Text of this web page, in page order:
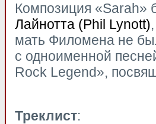
Композиция «Sarah»
Лайнотта (Phil Lynott)
мать Филомена не
с одноименной
Rock Legend»,
Треклист: